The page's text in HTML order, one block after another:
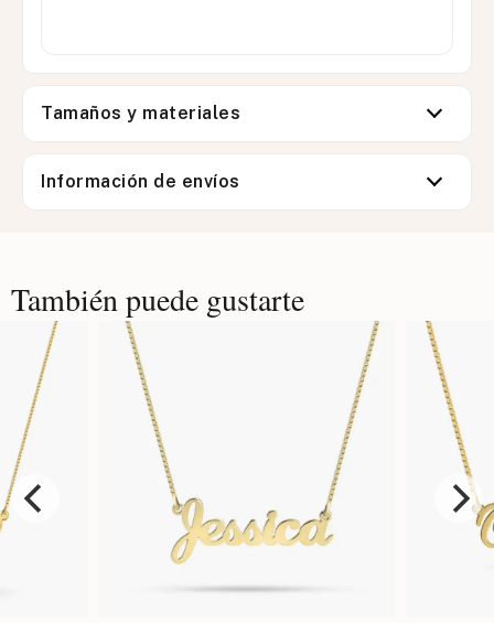
Tamaños y materiales
Información de envíos
También puede gustarte